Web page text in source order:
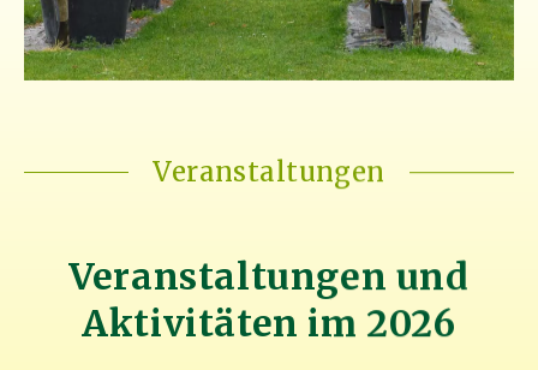
Veranstaltungen
Veranstaltungen und
Aktivitäten im 2026